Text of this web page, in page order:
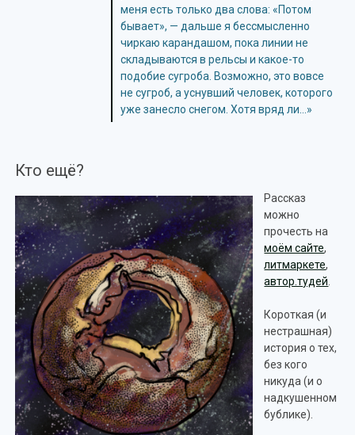
меня есть только два слова: «Потом
бывает», — дальше я бессмысленно
чиркаю карандашом, пока линии не
складываются в рельсы и какое-то
подобие сугроба. Возможно, это вовсе
не сугроб, а уснувший человек, которого
уже занесло снегом. Хотя вряд ли…»
Кто ещё?
Рассказ
можно
прочесть на
моём сайте,
литмаркете,
автор.тудей
Короткая (и
нестрашная)
история о тех,
без кого
никуда (и о
надкушенном
бублике).